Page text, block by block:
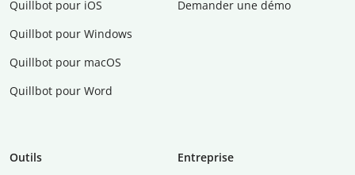
Quillbot pour iOS
Quillbot pour Windows
Quillbot pour macOS
Quillbot pour Word
Demander une démo
Outils
Entreprise